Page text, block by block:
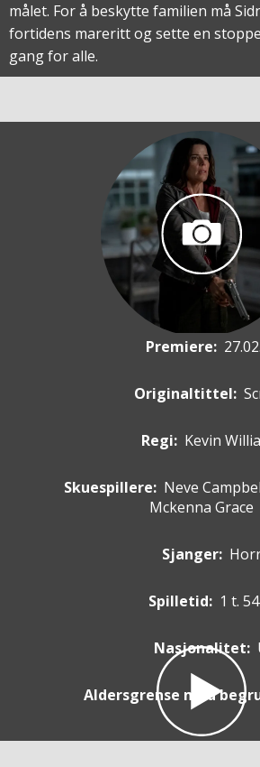
målet. For å beskytte familien må
fortidens mareritt og sette en
gang for alle.
Premiere:
Originaltittel:
Regi: Kevin
Skuespillere: Neve
Mckenna Grace
Sjanger:
Spilletid: 1 t.
Nasjonalitet:
Aldersgrense med